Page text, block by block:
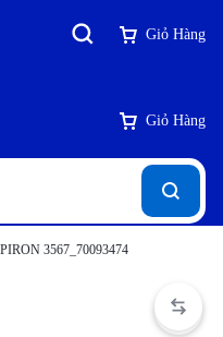
Giỏ Hàng
Giỏ Hàng
3567_70093474